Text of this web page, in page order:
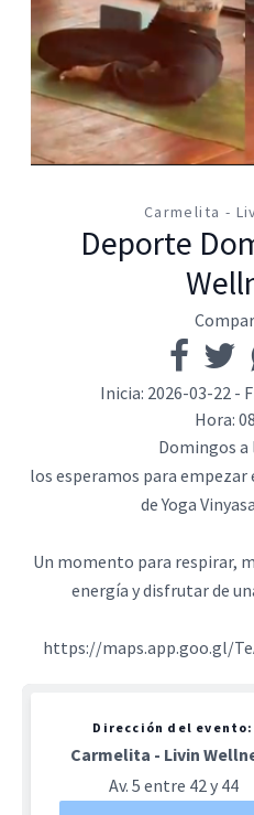
Carmelita -
Deporte
Inicia: 2026-03-22 -
Hora:
Domingos a
los esperamos para empezar
de Yoga
Un momento para respirar,
energía y disfrutar de
https://maps.app.goo.gl/
Dirección del evento:
Carmelita - Livin
Av. 5 entre 42 y 44